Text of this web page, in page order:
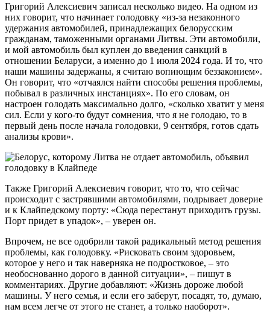
Григорий Алексиевич записал несколько видео. На одном из
них говорит, что начинает голодовку «из-за незаконного
удержания автомобилей, принадлежащих белорусским
гражданам, таможенными органами Литвы. Эти автомобили,
и мой автомобиль был куплен до введения санкций в
отношении Беларуси, а именно до 1 июля 2024 года. И то, что
наши машины задержаны, я считаю вопиющим беззаконием».
Он говорит, что «отчаялся найти способы решения проблемы,
побывал в различных инстанциях». По его словам, он
настроен голодать максимально долго, «сколько хватит у меня
сил. Если у кого-то будут сомнения, что я не голодаю, то в
первый день после начала голодовки, 9 сентября, готов сдать
анализы крови».
Также Григорий Алексиевич говорит, что то, что сейчас
происходит с застрявшими автомобилями, подрывает доверие
и к Клайпедскому порту: «Сюда перестанут приходить грузы.
Порт придет в упадок», – уверен он.
Впрочем, не все одобрили такой радикальный метод решения
проблемы, как голодовку. «Рисковать своим здоровьем,
которое у него и так наверняка не подростковое, – это
необоснованно дорого в данной ситуации», – пишут в
комментариях. Другие добавляют: «Жизнь дороже любой
машины. У него семья, и если его заберут, посадят, то, думаю,
нам всем легче от этого не станет, а только наоборот».